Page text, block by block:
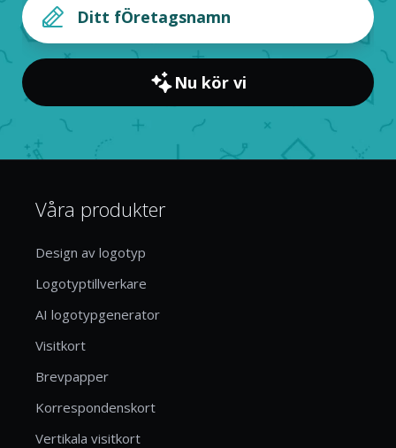
Nu kör vi
Våra produkter
Design av logotyp
Logotyptillverkare
AI logotypgenerator
Visitkort
Brevpapper
Korrespondenskort
Vertikala visitkort